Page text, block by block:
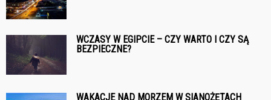
WCZASY W EGIPCIE – CZY WARTO I CZY SĄ
BEZPIECZNE?
WAKACJE NAD MORZEM W SIANOŻĘTACH